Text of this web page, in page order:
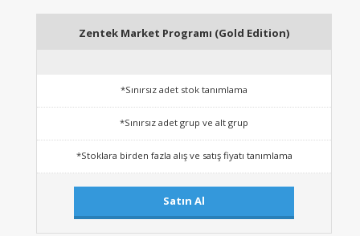
Zentek Market Programı (Gold Edition)
*Sınırsız adet stok tanımlama
*Sınırsız adet grup ve alt grup
*Stoklara birden fazla alış ve satış fiyatı tanımlama
Satın Al